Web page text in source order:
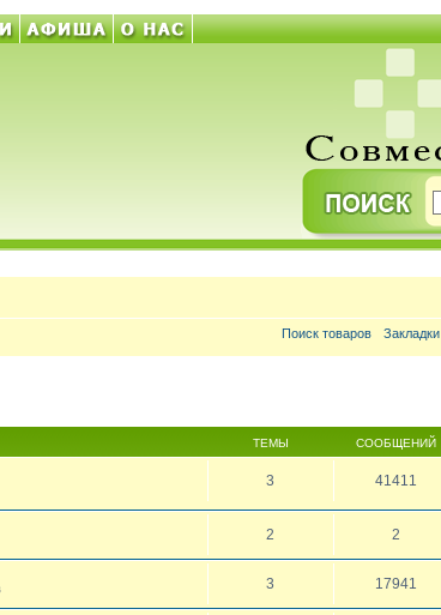
Поиск товаров Закладки
ТЕМЫ СООБЩЕНИЙ
3 41411
2 2
3 17941